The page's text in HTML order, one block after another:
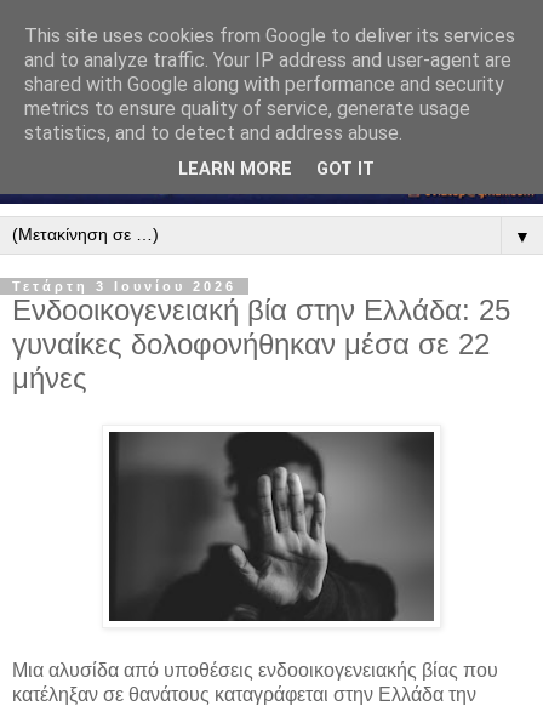
▼
Τετάρτη 3 Ιουνίου 2026
Ενδοοικογενειακή βία στην Ελλάδα: 25
γυναίκες δολοφονήθηκαν μέσα σε 22
μήνες
Μια αλυσίδα από υποθέσεις ενδοοικογενειακής βίας που
κατέληξαν σε θανάτους καταγράφεται στην Ελλάδα την
This site uses cookies from Google to deliver its services
and to analyze traffic. Your IP address and user-agent are
shared with Google along with performance and security
metrics to ensure quality of service, generate usage
statistics, and to detect and address abuse.
LEARN MORE GOT IT